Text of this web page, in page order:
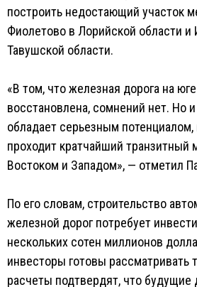
построить недостающий участок
Фиолетово в Лорийской области
Тавушской области.
«В том, что железная дорога на
восстановлена, сомнений нет. Но
обладает серьезным потенциалом,
проходит кратчайший
Востоком и Западом», — отметил
По его словам, строительство
железной дорог потребует
нескольких сотен миллионов
инвесторы готовы рассматривать
расчеты подтвердят, что будущие